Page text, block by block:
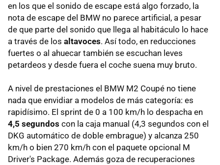
en los que el sonido de escape está algo forzado, la
nota de escape del BMW no parece artificial, a pesar
de que parte del sonido que llega al habitáculo lo hace
a través de los altavoces. Así todo, en reducciones
fuertes o al ahuecar también se escuchan leves
petardeos y desde fuera el coche suena muy bruto.
A nivel de prestaciones el BMW M2 Coupé no tiene
nada que envidiar a modelos de más categoría: es
rapidísimo. El sprint de 0 a 100 km/h lo despacha en
4,5 segundos con la caja manual (4,3 segundos con el
DKG automático de doble embrague) y alcanza 250
km/h o bien 270 km/h con el paquete opcional M
Driver's Package. Además goza de recuperaciones